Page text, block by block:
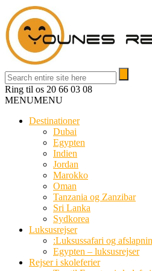
Ring til os 20 66 03 08
MENUMENU
Destinationer
Dubai
Egypten
Indien
Jordan
Marokko
Oman
Tanzania og Zanzibar
Sri Lanka
Sydkorea
Luksusrejser
:Luksussafari og
Egypten – luksusrejser
Rejser i skoleferier